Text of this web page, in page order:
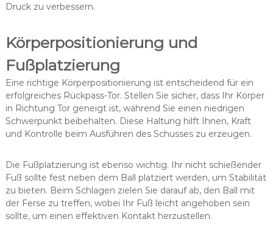
Druck zu verbessern.
Körperpositionierung und
Fußplatzierung
Eine richtige Körperpositionierung ist entscheidend für ein
erfolgreiches Rückpass-Tor. Stellen Sie sicher, dass Ihr Körper
in Richtung Tor geneigt ist, während Sie einen niedrigen
Schwerpunkt beibehalten. Diese Haltung hilft Ihnen, Kraft
und Kontrolle beim Ausführen des Schusses zu erzeugen.
Die Fußplatzierung ist ebenso wichtig. Ihr nicht schießender
Fuß sollte fest neben dem Ball platziert werden, um Stabilität
zu bieten. Beim Schlagen zielen Sie darauf ab, den Ball mit
der Ferse zu treffen, wobei Ihr Fuß leicht angehoben sein
sollte, um einen effektiven Kontakt herzustellen.